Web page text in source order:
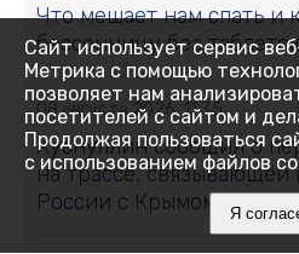
Что мешает нам спать и
бессонницу без
08 августа 2026, 11:35
Хуснуллин сообщил о
на трассе, связывающей
России с Крымом
Сайт использует сервис
Метрика с помощью
позволяет нам
посетителей с сайтом и
Продолжая пользоваться
с использованием файлов
Я